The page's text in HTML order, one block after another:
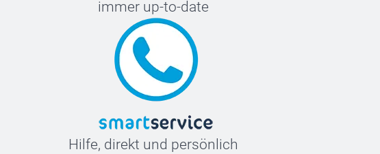
immer up-to-date
Hilfe, direkt und persönlich